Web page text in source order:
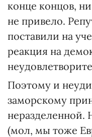
конце концов,
не привело.
поставили на
реакция на
Поэтому и
заморскому
неразделенной.
(мол, мы тоже